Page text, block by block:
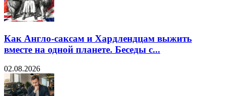
Как Англо-саксам и Хардлендцам выжить
вместе на одной планете. Беседы с...
02.08.2026